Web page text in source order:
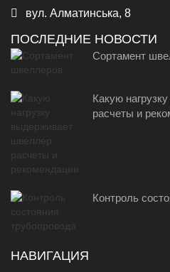
вул. Алматинська, 8
ПОСЛЕДНИЕ НОВОСТИ
Сортамент
Какую
расчеты и
Контроль
НАВИГАЦИЯ